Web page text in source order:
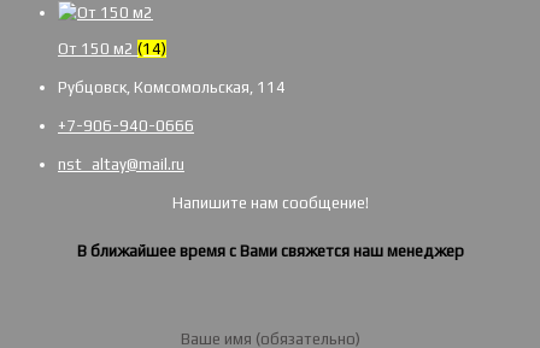
От 150 м2 (14)
Рубцовск, Комсомольская, 114
+7-906-940-0666
nst_altay@mail.ru
Напишите нам сообщение!
В ближайшее время с Вами свяжется наш менеджер
Ваше имя (обязательно)